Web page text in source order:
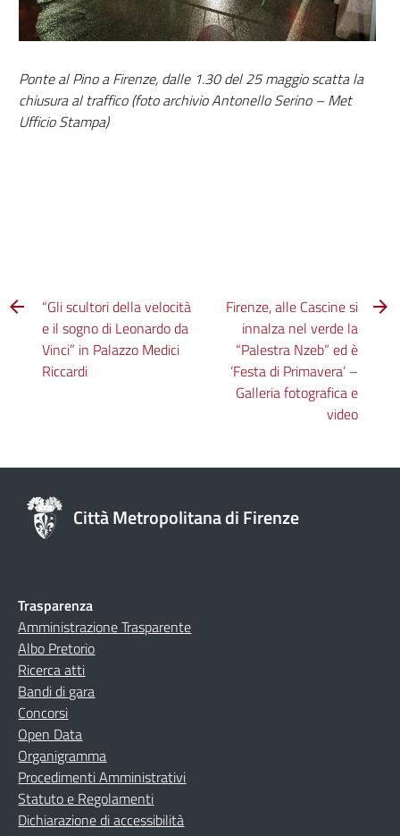
Ponte al Pino a Firenze, dalle 1.30 del 25 maggio scatta la
chiusura al traffico (foto archivio Antonello Serino – Met
Ufficio Stampa)
“Gli scultori della velocità
e il sogno di Leonardo da
Vinci” in Palazzo Medici
Riccardi
Firenze, alle Cascine si
innalza nel verde la
“Palestra Nzeb” ed è
‘Festa di Primavera’ –
Galleria fotografica e
video
Città Metropolitana di Firenze
Trasparenza
Amministrazione Trasparente
Albo Pretorio
Ricerca atti
Bandi di gara
Concorsi
Open Data
Organigramma
Procedimenti Amministrativi
Statuto e Regolamenti
Dichiarazione di accessibilità